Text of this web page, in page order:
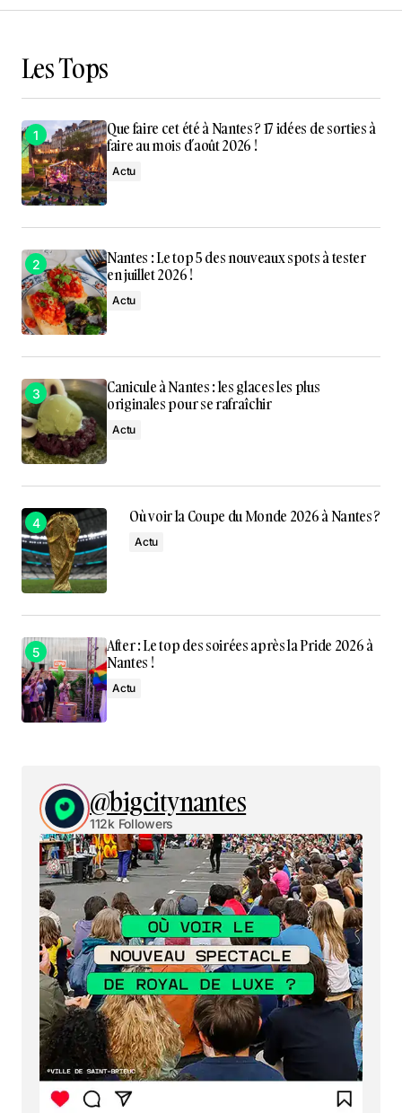
Les Tops
Que faire cet été à Nantes ? 17 idées de sorties à
faire au mois d’août 2026 !
Actu
Nantes : Le top 5 des nouveaux spots à tester
en juillet 2026 !
Actu
Canicule à Nantes : les glaces les plus
originales pour se rafraîchir
Actu
Où voir la Coupe du Monde 2026 à Nantes ?
Actu
After : Le top des soirées après la Pride 2026 à
Nantes !
Actu
@bigcitynantes
112k Followers